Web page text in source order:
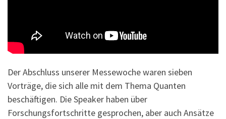
Der Abschluss unserer Messewoche waren sieben
Vorträge, die sich alle mit dem Thema Quanten
beschäftigen. Die Speaker haben über
Forschungsfortschritte gesprochen, aber auch Ansätze